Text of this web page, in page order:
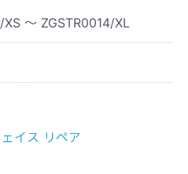
XS ～ ZGSTR0014/XL
イス リペア